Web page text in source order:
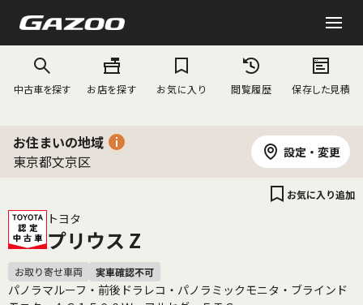
中古車を探す お店を探す お気に入り 閲覧履歴 保存した見積
お住まいの地域
東京都文京区
設定・変更
トヨタ
プリウス Z
お気に入り追加
パノラマルーフ・前後ドラレコ・パノラミックモニタ・ブラインド